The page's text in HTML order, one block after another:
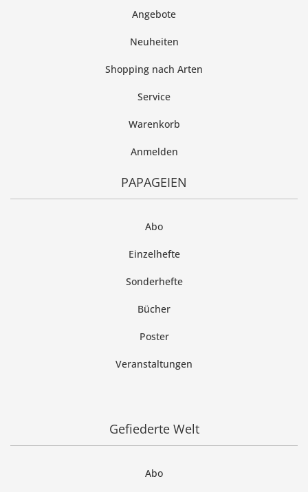
Angebote
Neuheiten
Shopping nach Arten
Service
Warenkorb
Anmelden
PAPAGEIEN
Abo
Einzelhefte
Sonderhefte
Bücher
Poster
Veranstaltungen
Gefiederte Welt
Abo